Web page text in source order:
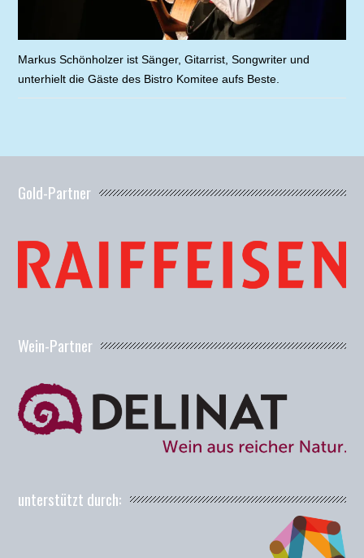
Markus Schönholzer ist Sänger, Gitarrist, Songwriter und
unterhielt die Gäste des Bistro Komitee aufs Beste.
Gold-Partner
Wein-Partner
unterstützt durch: